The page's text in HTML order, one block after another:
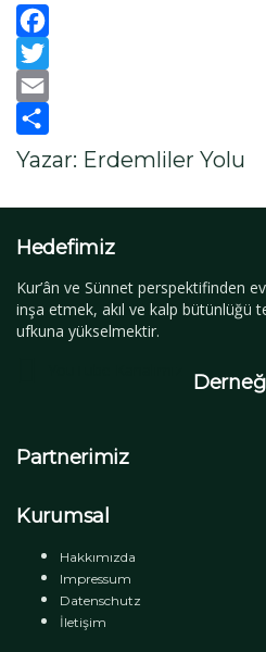
Facebook
Twitter
Email
Paylaş
Yazar: Erdemliler Yolu
Hedefimiz
Kur’ân ve Sünnet perspektifinden
inşa etmek, akıl ve kalp bütünlüğü
ufkuna yükselmektir.
Partnerimiz
Kurumsal
Hakkımızda
Impressum
Datenschutz
İletişim